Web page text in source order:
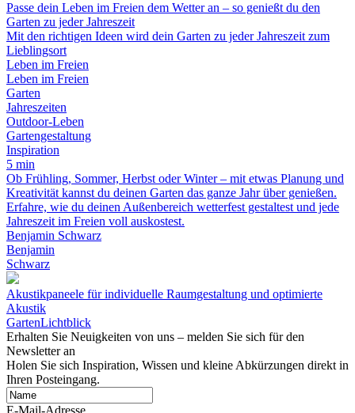
Passe dein Leben im Freien dem Wetter an – so genießt du den
Garten zu jeder Jahreszeit
Mit den richtigen Ideen wird dein Garten zu jeder Jahreszeit zum
Lieblingsort
Leben im Freien
Leben im Freien
Garten
Jahreszeiten
Outdoor-Leben
Gartengestaltung
Inspiration
5 min
Ob Frühling, Sommer, Herbst oder Winter – mit etwas Planung und
Kreativität kannst du deinen Garten das ganze Jahr über genießen.
Erfahre, wie du deinen Außenbereich wetterfest gestaltest und jede
Jahreszeit im Freien voll auskostest.
Benjamin Schwarz
Benjamin
Schwarz
Akustikpaneele für individuelle Raumgestaltung und optimierte
Akustik
GartenLichtblick
Erhalten Sie Neuigkeiten von uns – melden Sie sich für den
Newsletter an
Holen Sie sich Inspiration, Wissen und kleine Abkürzungen direkt in
Ihren Posteingang.